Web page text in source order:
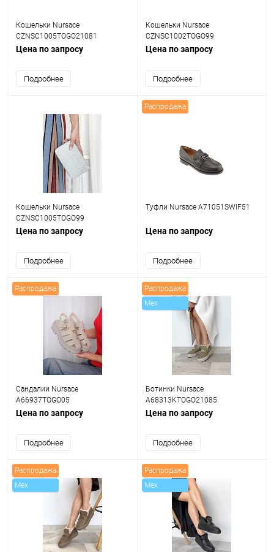
Кошельки Nursace
CZNSC1005TOGO21081
Цена по запросу
Подробнее
Кошельки Nursace
CZNSC1002TOGO99
Цена по запросу
Подробнее
Кошельки Nursace
CZNSC1005TOGO99
Цена по запросу
Подробнее
Распродажа
Туфли Nursace A71051SWIF51
Цена по запросу
Подробнее
Распродажа
Сандалии Nursace
A66937TOGO05
Цена по запросу
Подробнее
Распродажа
Mex
Ботинки Nursace
A68313KTOGO21085
Цена по запросу
Подробнее
Распродажа
Mex
Распродажа
Mex